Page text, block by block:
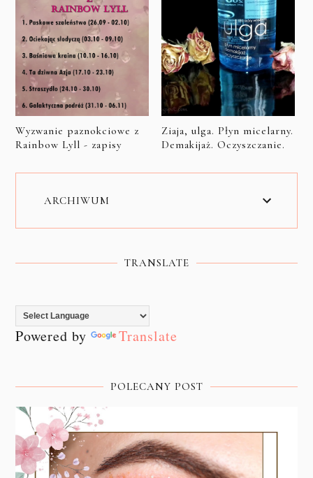
Wyzwanie paznokciowe z
Rainbow Lyll - zapisy
Ziaja, ulga. Płyn micelarny.
Demakijaż. Oczyszczanie.
ARCHIWUM
TRANSLATE
Powered by Translate
POLECANY POST